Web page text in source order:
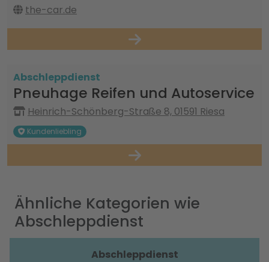
the-car.de
Abschleppdienst
Pneuhage Reifen und Autoservice
Heinrich-Schönberg-Straße 8, 01591 Riesa
Kundenliebling
Ähnliche Kategorien wie
Abschleppdienst
Abschleppdienst